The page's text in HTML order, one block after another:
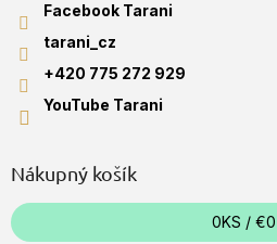
Facebook Tarani
tarani_cz
+420 775 272 929
YouTube Tarani
Nákupný košík
0KS / €0